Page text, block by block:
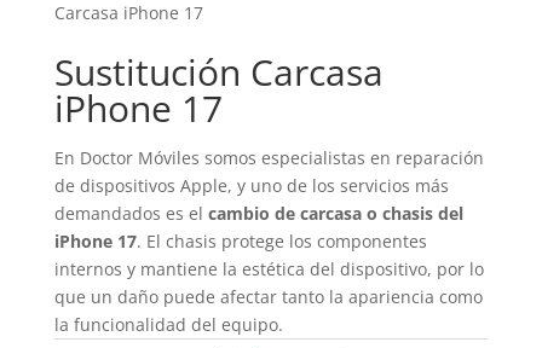
Carcasa iPhone 17
Sustitución Carcasa
iPhone 17
En Doctor Móviles somos especialistas en reparación
de dispositivos Apple, y uno de los servicios más
demandados es el cambio de carcasa o chasis del
iPhone 17. El chasis protege los componentes
internos y mantiene la estética del dispositivo, por lo
que un daño puede afectar tanto la apariencia como
la funcionalidad del equipo.